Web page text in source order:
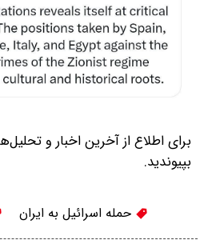
برای اطلاع از آخرین اخبار و
بپیوندید.
حمله اسرائیل به ایران